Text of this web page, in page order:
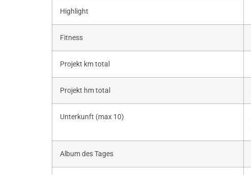
Highlight
Fitness
Projekt km total
Projekt hm total
Unterkunft (max 10)
Album des Tages